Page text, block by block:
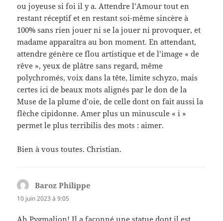
ou joyeuse si foi il y a. Attendre l’Amour tout en
restant réceptif et en restant soi-même sincère à
100% sans rien jouer ni se la jouer ni provoquer, et
madame apparaîtra au bon moment. En attendant,
attendre génère ce flou artistique et de l’image « de
rêve », yeux de plâtre sans regard, même
polychromés, voix dans la tête, limite schyzo, mais
certes ici de beaux mots alignés par le don de la
Muse de la plume d’oie, de celle dont on fait aussi la
flèche cipidonne. Amer plus un minuscule « i »
permet le plus terribilis des mots : aimer.
Bien à vous toutes. Christian.
Baroz Philippe
10 juin 2023 à 9:05
Ah Pygmalion! Il a façonné une statue dont il est